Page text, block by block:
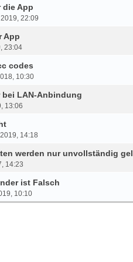
die App
22:09
App
23:04
codes
10:30
LAN-Anbindung
13:06
14:18
werden nur unvollständig
14:23
ist Falsch
10:10